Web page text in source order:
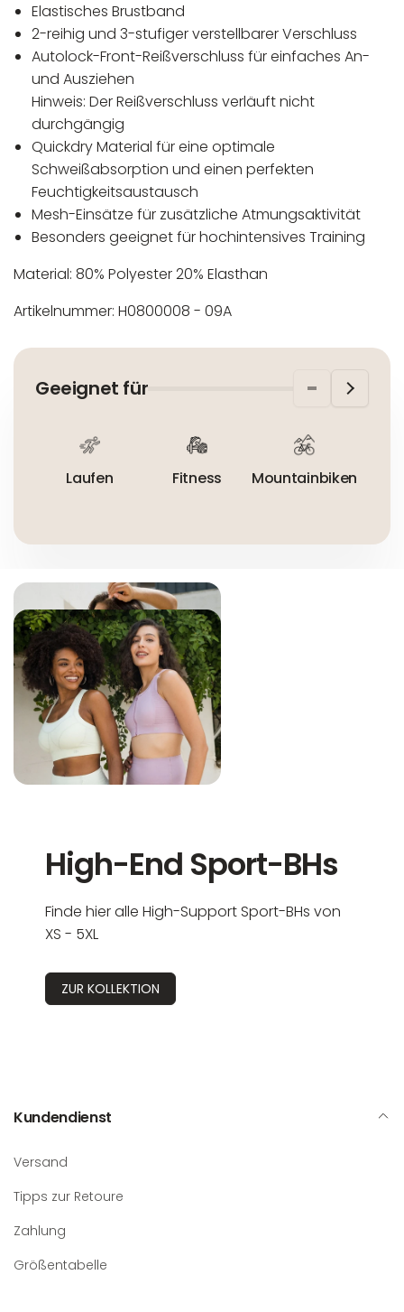
Elastisches Brustband
2-reihig und 3-stufiger verstellbarer Verschluss
Autolock-Front-Reißverschluss für einfaches An-
und Ausziehen
Hinweis: Der Reißverschluss verläuft nicht
durchgängig
Quickdry Material für eine optimale
Schweißabsorption und einen perfekten
Feuchtigkeitsaustausch
Mesh-Einsätze für zusätzliche Atmungsaktivität
Besonders geeignet für hochintensives Training
Material: 80% Polyester 20% Elasthan
Artikelnummer: H0800008 - 09A
Nicht bleichen
Nicht bügeln
In der EU niedergelassener verantwortlicher
Wirtschaftsakteur:
Geeignet für
Laufen Fitness Mountainbiken
High-End Sport-BHs
Finde hier alle High-Support Sport-BHs von
XS - 5XL
ZUR KOLLEKTION
Kundendienst
Versand
Tipps zur Retoure
Zahlung
Größentabelle